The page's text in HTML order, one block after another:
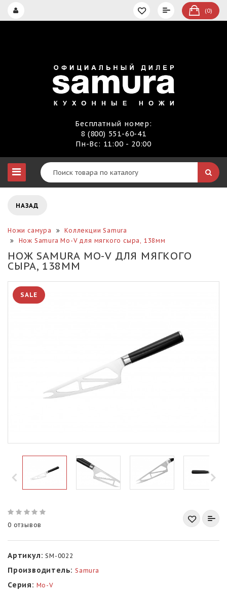
(0)
Бесплатный номер:
8 (800) 551-60-41
Пн-Вс: 11:00 - 20:00
НАЗАД
Ножи самура
Коллекции Samura
Нож Samura Mo-V для мягкого сыра, 138мм
НОЖ SAMURA MO-V ДЛЯ МЯГКОГО
СЫРА, 138ММ
SALE
0 отзывов
Артикул: SM-0022
Производитель: Samura
Серия: Mo-V